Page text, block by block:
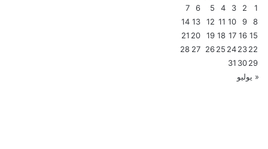
1
2
3
4
5
6
7
8
9
10
11
12
13
14
15
16
17
18
19
20
21
22
23
24
25
26
27
28
29
30
31
« يوليو